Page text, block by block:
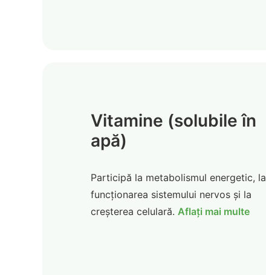
Vitamine (solubile în
apă)
Participă la metabolismul energetic, la
funcționarea sistemului nervos și la
creșterea celulară. Aflați mai multe